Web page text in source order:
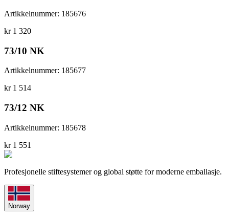
Artikkelnummer: 185676
kr 1 320
73/10 NK
Artikkelnummer: 185677
kr 1 514
73/12 NK
Artikkelnummer: 185678
kr 1 551
Profesjonelle stiftesystemer og global støtte for moderne emballasje.
Norway